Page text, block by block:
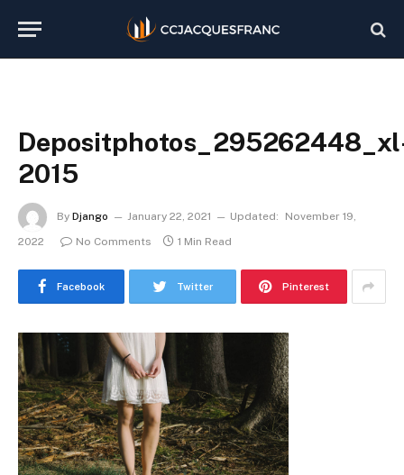
2015
By Django January 22, 2021 Updated:
November 19,
2022
No Comments 1 Min Read
Facebook Twitter Pinterest